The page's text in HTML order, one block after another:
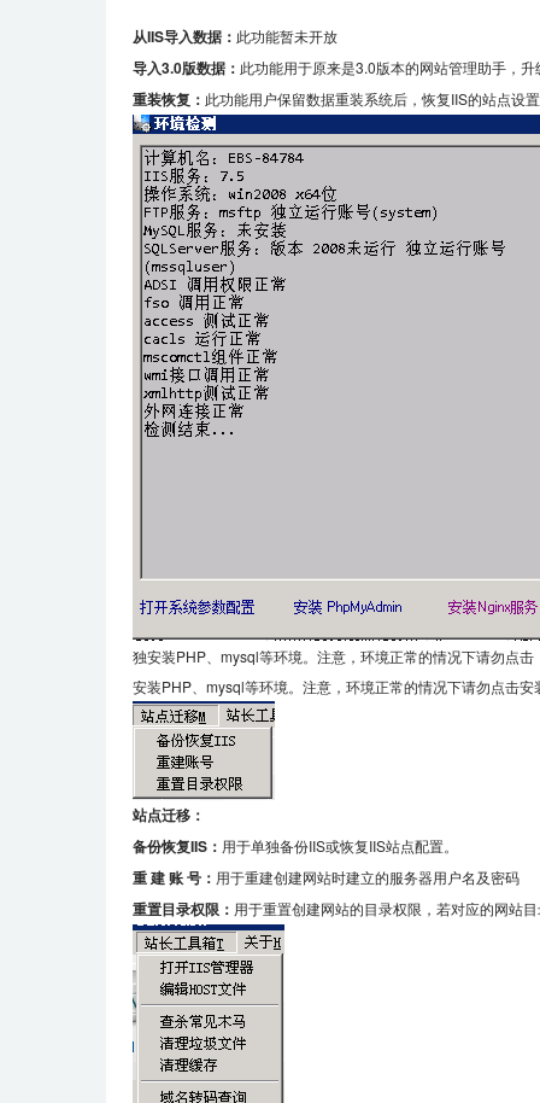
从IIS导入数据： 此功能暂未开放
导入3.0版数据： 此功能用于原来是3.0版本的网站管理助手，
重装恢复： 此功能用户保留数据重装系统后，恢复IIS的站点设
独安装PHP、mysql等环境。注意，环境正常的情况下请勿点击
安装PHP、mysql等环境。注意，环境正常的情况下请勿点击
站点迁移：
备份恢复IIS： 用于单独备份IIS或恢复IIS站点配置。
重 建 账 号： 用于重建创建网站时建立的服务器用户名及密码
重置目录权限： 用于重置创建网站的目录权限，若对应的网站